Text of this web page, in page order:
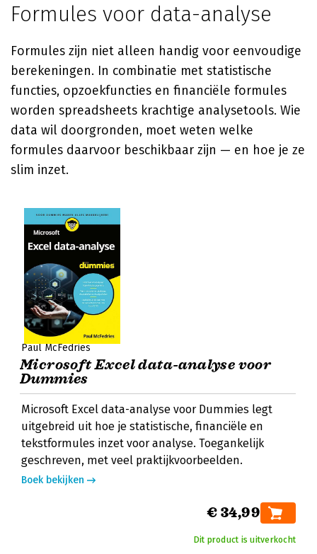
Formules voor data-analyse
Formules zijn niet alleen handig voor eenvoudige
berekeningen. In combinatie met statistische
functies, opzoekfuncties en financiële formules
worden spreadsheets krachtige analysetools. Wie
data wil doorgronden, moet weten welke
formules daarvoor beschikbaar zijn — en hoe je ze
slim inzet.
Paul McFedries
Microsoft Excel data-analyse voor
Dummies
Microsoft Excel data-analyse voor Dummies legt
uitgebreid uit hoe je statistische, financiële en
tekstformules inzet voor analyse. Toegankelijk
geschreven, met veel praktijkvoorbeelden.
Boek bekijken
€ 34,99
Dit product is uitverkocht